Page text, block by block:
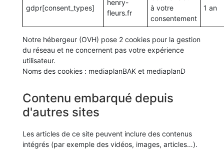
gdpr[consent_types]
henry-
fleurs.fr
à votre
consentement
1 an
Notre hébergeur (OVH) pose 2 cookies pour la gestion
du réseau et ne concernent pas votre expérience
utilisateur.
Noms des cookies : mediaplanBAK et mediaplanD
Contenu embarqué depuis
d'autres sites
Les articles de ce site peuvent inclure des contenus
intégrés (par exemple des vidéos, images, articles…).